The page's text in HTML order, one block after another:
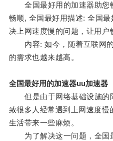
全国最好用的加速器助您
畅顺, 全国最好用描述: 全国
决上网速度慢的问题，让用户
内容: 如今，随着互联网的
的需求也越来越高。
全国最好用的加速器uu加速器
但是由于网络基础设施的
致很多人经常遇到上网速度慢
生活带来一些麻烦。
为了解决这一问题，全国